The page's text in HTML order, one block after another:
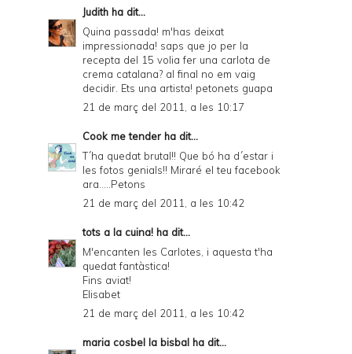
Judith ha dit...
Quina passada! m'has deixat
impressionada! saps que jo per la
recepta del 15 volia fer una carlota de
crema catalana? al final no em vaig
decidir. Ets una artista! petonets guapa
21 de març del 2011, a les 10:17
Cook me tender ha dit...
T´ha quedat brutal!! Que bó ha d´estar i
les fotos genials!! Miraré el teu facebook
ara.....Petons
21 de març del 2011, a les 10:42
tots a la cuina! ha dit...
M'encanten les Carlotes, i aquesta t'ha
quedat fantàstica!
Fins aviat!
Elisabet
21 de març del 2011, a les 10:42
maria cosbel la bisbal ha dit...